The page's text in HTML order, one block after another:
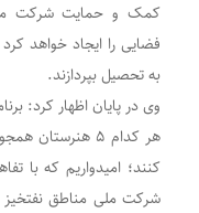
کمک و حمایت شرکت
فضایی را ایجاد خواهد
به تحصیل بپردازند.
وی در پایان اظهار کرد:
هر کدام ۵ هنرستان
کنند؛ امیدواریم که با
شرکت ملی مناطق